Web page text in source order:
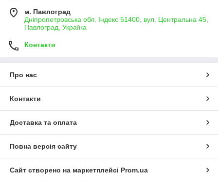
м. Павлоград
Дніпропетровська обл. Індекс 51400, вул. Центральна 45,
Павлоград, Україна
Контакти
Про нас
Контакти
Доставка та оплата
Повна версія сайту
Сайт створено на маркетплейсі Prom.ua